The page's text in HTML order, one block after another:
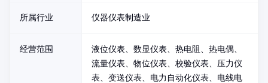
所属行业 仪器仪表制造业
经营范围
液位仪表、数显仪表、热电阻、热电偶、
流量仪表、物位仪表、校验仪表、压力仪
表、变送仪表、电力自动化仪表、电线电